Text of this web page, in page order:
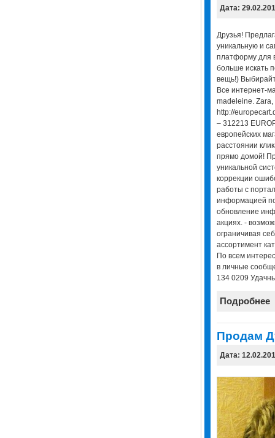
Дата:
Друзья!
уникальную и
платформу для
больше искать
вещь!)
Все интернет-
madeleine. Zara,
http://
– 312213
европейских
расстоянии
прямо домой!
уникальной
коррекции
работы с
информацией
обновление
акциях. -
ограничивая
ассортимент
По всем
в личные
134 0209
Подробнее
Продам
Дата: